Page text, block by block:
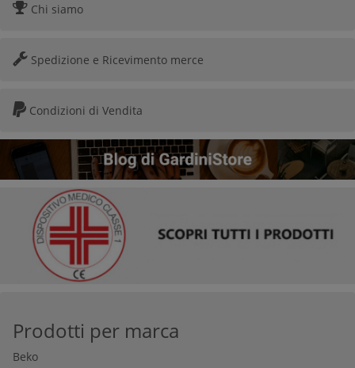
Chi siamo
Spedizione e Ricevimento merce
Condizioni di Vendita
Prodotti per marca
Beko